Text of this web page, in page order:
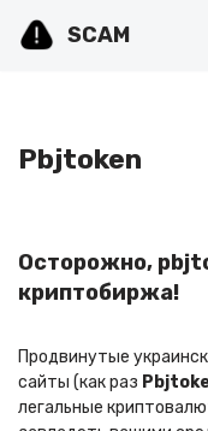
SCAM
Pbjtoken
Осторожно,
криптобиржа!
Продвинутые
сайты (как раз
легальные